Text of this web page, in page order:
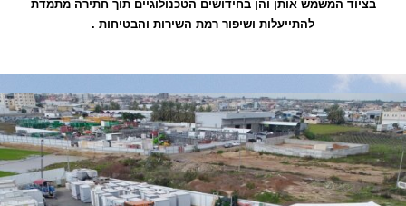
בציוד המשמש אותן והן בחידושים הטכנולוגיים תוך חתירה מתמדת
להתייעלות ושיפור רמת השירות והבטיחות .